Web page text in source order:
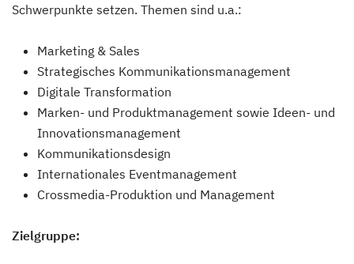
Schwerpunkte setzen. Themen sind u.a.:
Marketing & Sales
Strategisches Kommunikationsmanagement
Digitale Transformation
Marken- und Produktmanagement sowie Ideen- und
Innovationsmanagement
Kommunikationsdesign
Internationales Eventmanagement
Crossmedia-Produktion und Management
Zielgruppe: